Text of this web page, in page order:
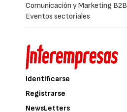
Comunicación y Marketing B2B
Eventos sectoriales
Identificarse
Registrarse
NewsLetters